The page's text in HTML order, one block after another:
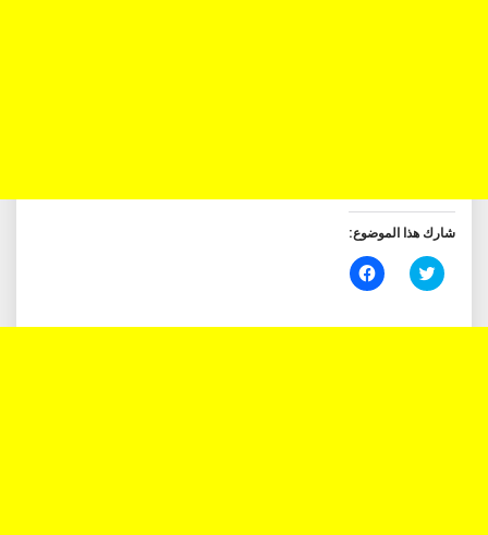
شارك هذا الموضوع:
اضغط
للمشاركة
(فتح
انقر
للمشاركة
(فتح